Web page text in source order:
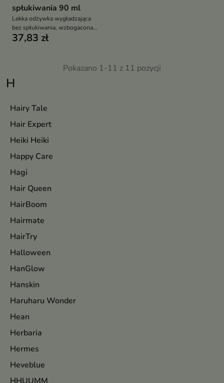
H
Hairy Tale
Hair Expert
Heiki Heiki
Happy Care
Hagi
Hair Queen
HairBoom
Hairmate
HairTry
Halloween
HanGlow
Hanskin
Haruharu Wonder
Hean
Herbaria
Hermes
Heveblue
spłukiwania 90 ml
Lekka odżywka wygładzająca
bez spłukiwania, wzbogacona
złotem 24k i kwiatem gardenii,
pozostawiając je miękkie,
elastyczne i jedwabiste
37,83 zł
Pokazano 1-11 z 11 pozycji